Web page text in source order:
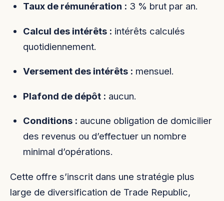
Taux de rémunération : 3 % brut par an.
Calcul des intérêts : intérêts calculés
quotidiennement.
Versement des intérêts : mensuel.
Plafond de dépôt : aucun.
Conditions : aucune obligation de domicilier
des revenus ou d’effectuer un nombre
minimal d’opérations.
Cette offre s’inscrit dans une stratégie plus
large de diversification de Trade Republic,